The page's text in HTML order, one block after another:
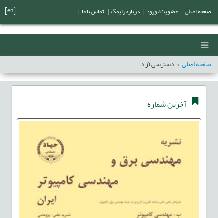
صفحه اصلی دسترسی آزاد
آخرین شماره
صفحه اصلی عضویت/ ورود درباره رایمگ تماس با ما